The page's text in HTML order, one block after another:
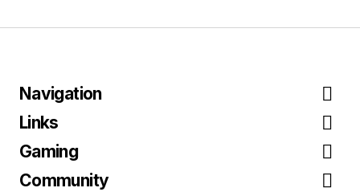
Navigation
Links
Gaming
Community